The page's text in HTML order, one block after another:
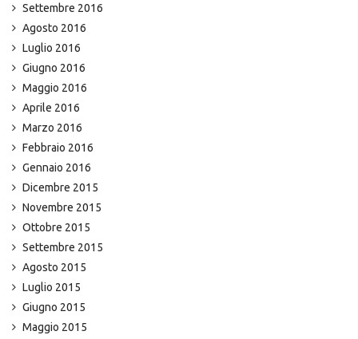
Settembre 2016
Agosto 2016
Luglio 2016
Giugno 2016
Maggio 2016
Aprile 2016
Marzo 2016
Febbraio 2016
Gennaio 2016
Dicembre 2015
Novembre 2015
Ottobre 2015
Settembre 2015
Agosto 2015
Luglio 2015
Giugno 2015
Maggio 2015